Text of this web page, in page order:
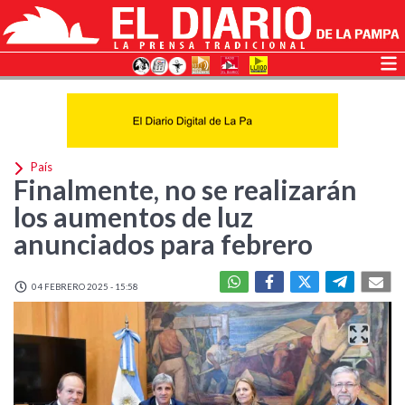
País
Finalmente, no se realizarán
los aumentos de luz
anunciados para febrero
04 FEBRERO 2025 - 15:58